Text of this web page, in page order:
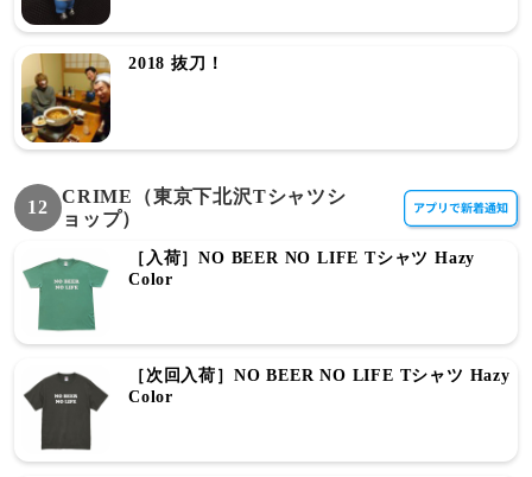
2018 抜刀！
12
CRIME（東京下北沢Tシャツシ
ョップ）
［入荷］NO BEER NO LIFE Tシャツ Hazy
Color
［次回入荷］NO BEER NO LIFE Tシャツ Hazy
Color